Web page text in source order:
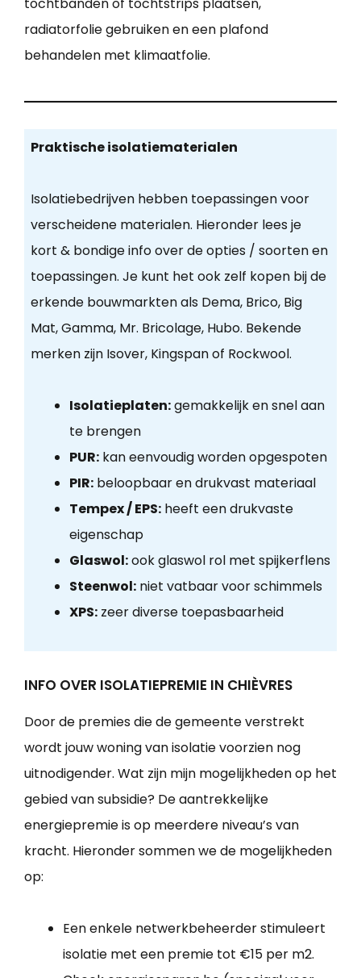
radiatorfolie gebruiken en een plafond
behandelen met klimaatfolie.
Praktische isolatiematerialen
Isolatiebedrijven hebben toepassingen voor
verscheidene materialen. Hieronder lees je
kort & bondige info over de opties / soorten en
toepassingen. Je kunt het ook zelf kopen bij de
erkende bouwmarkten als Dema, Brico, Big
Mat, Gamma, Mr. Bricolage, Hubo. Bekende
merken zijn Isover, Kingspan of Rockwool.
Isolatieplaten:gemakkelijk en snel aan
te brengen
PUR:kan eenvoudig worden opgespoten
PIR:beloopbaar en drukvast materiaal
Tempex / EPS:heeft een drukvaste
eigenschap
Glaswol:ook glaswol rol met spijkerflens
Steenwol:niet vatbaar voor schimmels
XPS:zeer diverse toepasbaarheid
INFO OVER ISOLATIEPREMIE IN CHIÈVRES
Door de premies die de gemeente verstrekt
wordt jouw woning van isolatie voorzien nog
uitnodigender. Wat zijn mijn mogelijkheden op het
gebied van subsidie? De aantrekkelijke
energiepremie is op meerdere niveau’s van
kracht. Hieronder sommen we de mogelijkheden
op:
Een enkele netwerkbeheerder stimuleert
isolatie met een premie tot €15 per m2.